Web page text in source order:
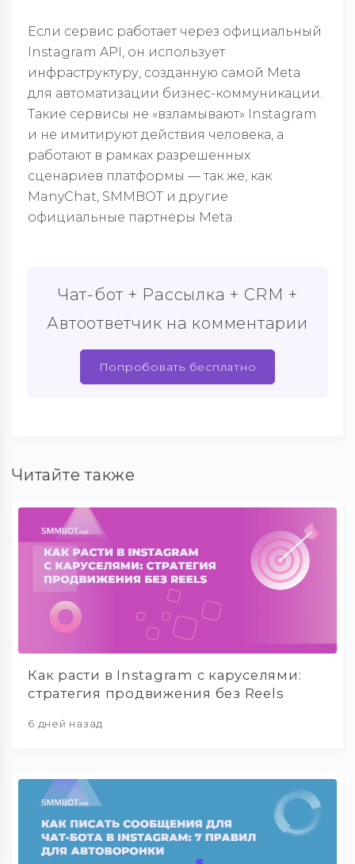
Если сервис работает через официальный
Instagram API, он использует
инфраструктуру, созданную самой Meta
для автоматизации бизнес-коммуникации.
Такие сервисы не «взламывают» Instagram
и не имитируют действия человека, а
работают в рамках разрешенных
сценариев платформы — так же, как
ManyChat, SMMBOT и другие
официальные партнеры Meta.
Чат-бот + Рассылка + CRM +
Автоответчик на комментарии
Попробовать бесплатно
Читайте также
Как расти в Instagram с каруселями:
стратегия продвижения без Reels
6 дней назад